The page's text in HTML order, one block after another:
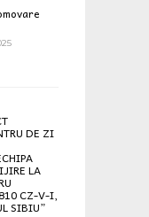
DE ZI
LA
CZ-V-I,
SIBIU”